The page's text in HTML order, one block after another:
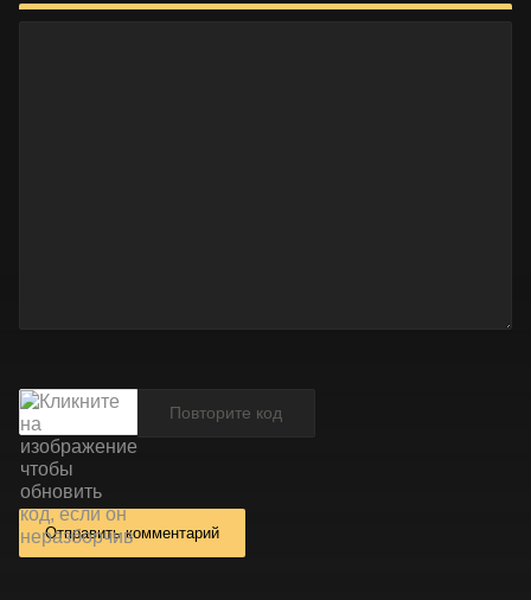
Отправить комментарий